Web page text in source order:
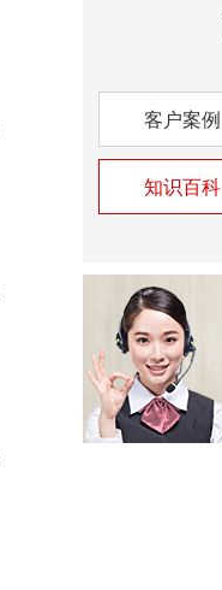
客户案例
知识百科